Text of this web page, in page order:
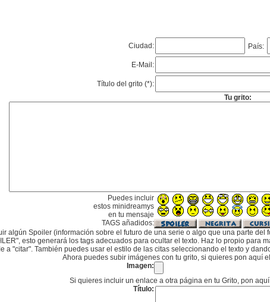
Ciudad: País:
E-Mail:
Título del grito (*):
Tu grito:
Puedes incluir
estos minidreamys
en tu mensaje
TAGS añadidos:
algún Spoiler (información sobre el futuro de una serie o algo que una parte
esto generará los tags adecuados para ocultar el texto. Haz lo propio para
a "citar". También puedes usar el estilo de las citas seleccionando el texto y
Ahora puedes subir imágenes con tu grito, si quieres pon aquí
Imagen:
Si quieres incluir un enlace a otra página en tu Grito, pon
Título: